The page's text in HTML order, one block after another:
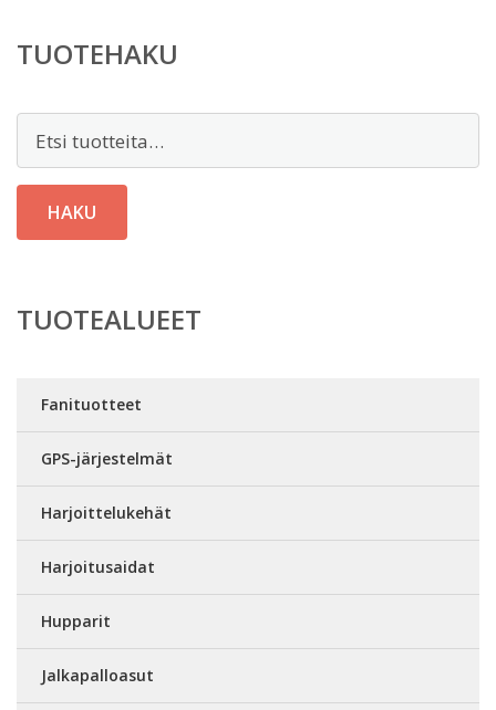
TUOTEHAKU
Etsi:
HAKU
TUOTEALUEET
Fanituotteet
GPS-järjestelmät
Harjoittelukehät
Harjoitusaidat
Hupparit
Jalkapalloasut